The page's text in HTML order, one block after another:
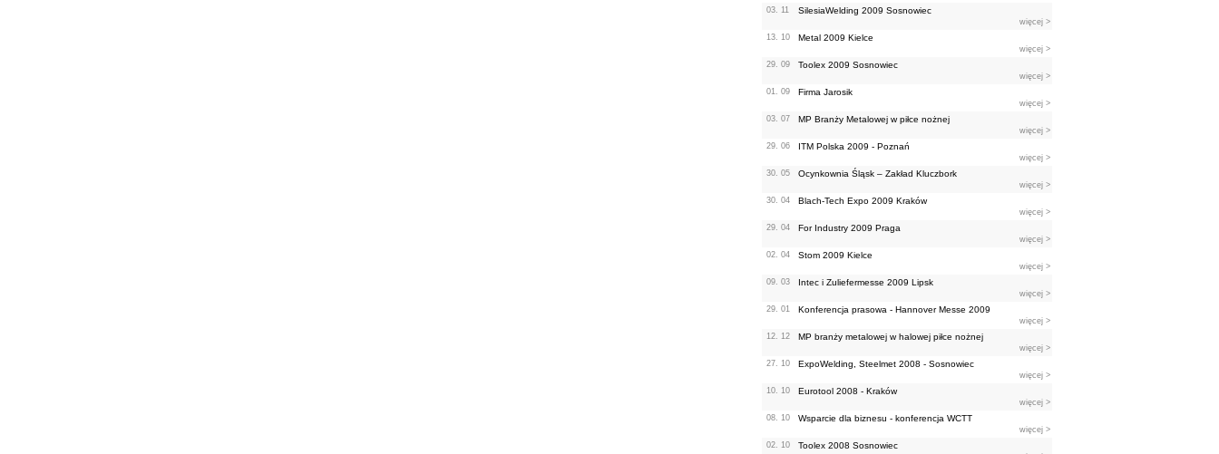
03. 11
SilesiaWelding 2009 Sosnowiec
więcej >
13. 10
Metal 2009 Kielce
więcej >
29. 09
Toolex 2009 Sosnowiec
więcej >
01. 09
Firma Jarosik
więcej >
03. 07
MP Branży Metalowej w piłce nożnej
więcej >
29. 06
ITM Polska 2009 - Poznań
więcej >
30. 05
Ocynkownia Śląsk – Zakład Kluczbork
więcej >
30. 04
Blach-Tech Expo 2009 Kraków
więcej >
29. 04
For Industry 2009 Praga
więcej >
02. 04
Stom 2009 Kielce
więcej >
09. 03
Intec i Zuliefermesse 2009 Lipsk
więcej >
29. 01
Konferencja prasowa - Hannover Messe 2009
więcej >
12. 12
MP branży metalowej w halowej piłce nożnej
więcej >
27. 10
ExpoWelding, Steelmet 2008 - Sosnowiec
więcej >
10. 10
Eurotool 2008 - Kraków
więcej >
08. 10
Wsparcie dla biznesu - konferencja WCTT
więcej >
02. 10
Toolex 2008 Sosnowiec